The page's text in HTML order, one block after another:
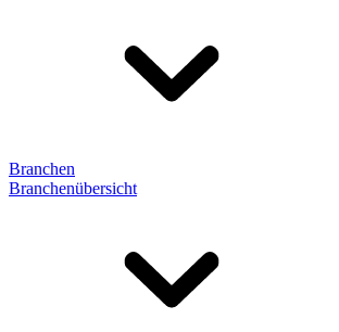
Branchen
Branchenübersicht